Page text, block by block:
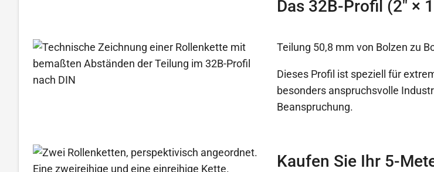
Das 32B-Profil (2″ ×
Teilung 50,8 mm von Bolzen zu
Dieses Profil ist speziell für
besonders anspruchsvolle
Beanspruchung.
Kaufen Sie Ihr 5-